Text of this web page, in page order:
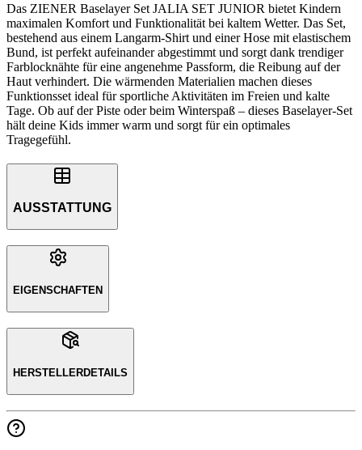
Das ZIENER Baselayer Set JALIA SET JUNIOR bietet Kindern
maximalen Komfort und Funktionalität bei kaltem Wetter. Das Set,
bestehend aus einem Langarm-Shirt und einer Hose mit elastischem
Bund, ist perfekt aufeinander abgestimmt und sorgt dank trendiger
Farblocknähte für eine angenehme Passform, die Reibung auf der
Haut verhindert. Die wärmenden Materialien machen dieses
Funktionsset ideal für sportliche Aktivitäten im Freien und kalte
Tage. Ob auf der Piste oder beim Winterspaß – dieses Baselayer-Set
hält deine Kids immer warm und sorgt für ein optimales
Tragegefühl.
AUSSTATTUNG
EIGENSCHAFTEN
HERSTELLERDETAILS